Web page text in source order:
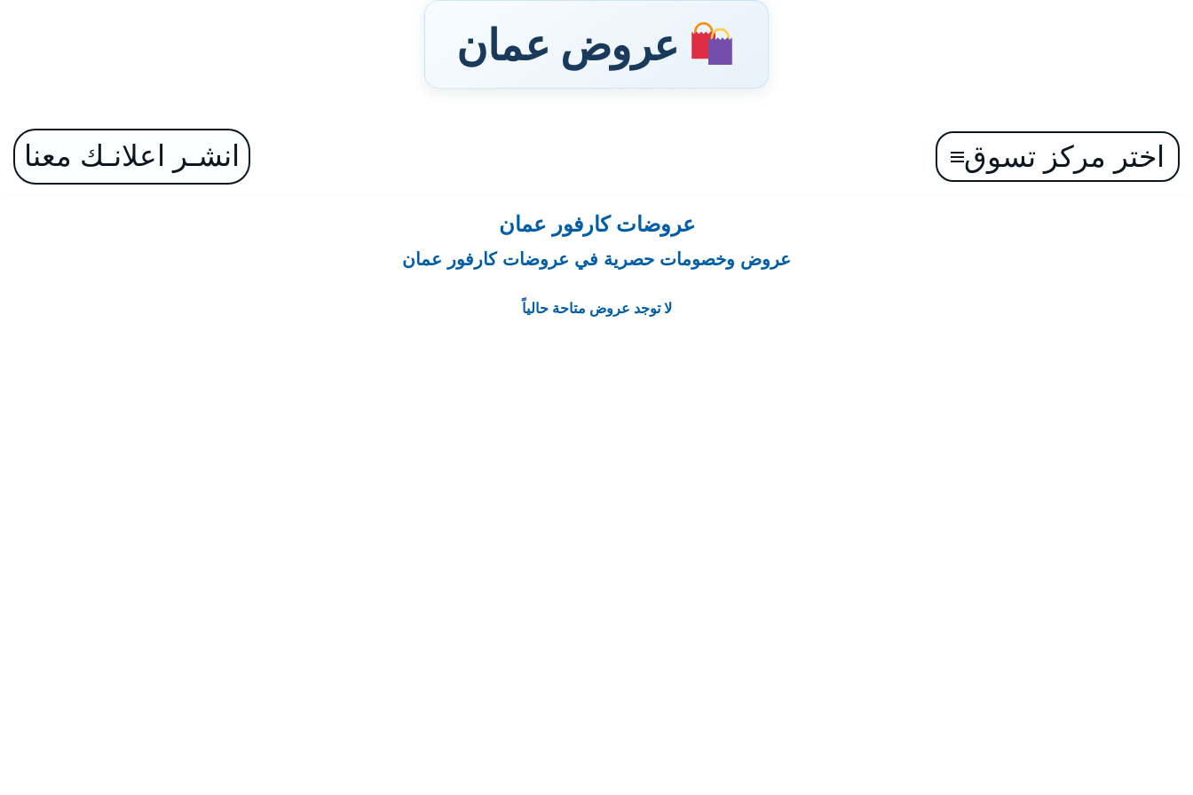
عروض عمان
تخطىاختر مركز تسوق انشـر اعلانـك معنا
عروضات كارفور عمان
عروض وخصومات حصرية في عروضات كارفور عمان
لا توجد عروض متاحة حالياً